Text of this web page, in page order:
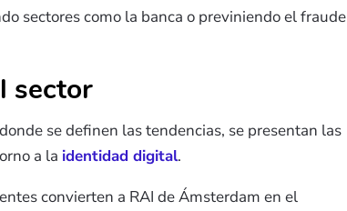
sectores como la banca o previniendo el fraude
sector
se definen las tendencias, se presentan las
a la identidad digital.
convierten a RAI de Ámsterdam en el